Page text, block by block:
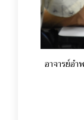
อาจารย์อ